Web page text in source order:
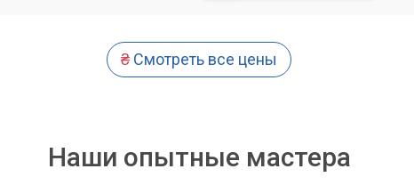
₴ Смотреть все цены
Наши опытные мастера